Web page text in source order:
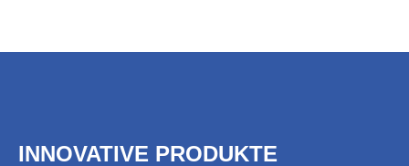
INNOVATIVE PRODUKTE